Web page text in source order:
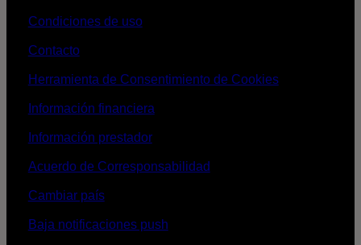
Condiciones de uso
Contacto
Herramienta de Consentimiento de Cookies
Información financiera
Información prestador
Acuerdo de Corresponsabilidad
Cambiar país
Baja notificaciones push